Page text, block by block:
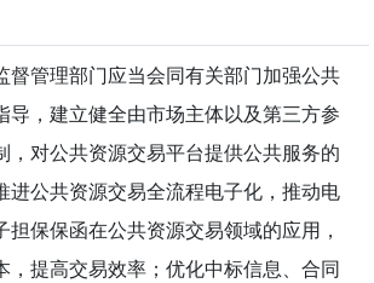
督管理部门应当会同有关部门加强公共
导，建立健全由市场主体以及第三方参
，对公共资源交易平台提供公共服务的
进公共资源交易全流程电子化，推动电
担保保函在公共资源交易领域的应用，
，提高交易效率；优化中标信息、合同